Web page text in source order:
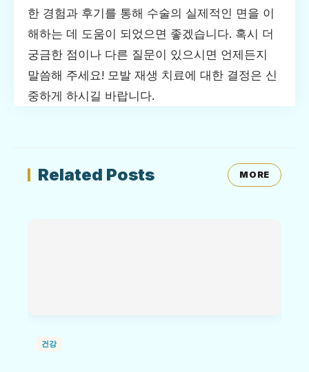
한 경험과 후기를 통해 수술의 실제적인 면을 이
해하는 데 도움이 되었으면 좋겠습니다. 혹시 더
궁금한 점이나 다른 질문이 있으시면 언제든지
말씀해 주세요! 모발 재생 치료에 대한 결정은 신
중하게 하시길 바랍니다.
Related Posts MORE
건강